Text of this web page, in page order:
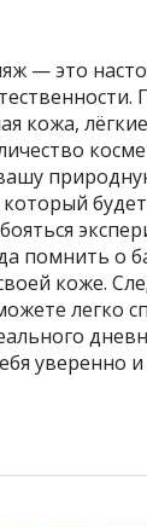
— это
кожа,
помнить о
коже.
легко
уверенно